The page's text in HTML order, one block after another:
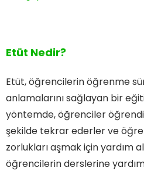
Etüt Nedir?
Etüt, öğrencilerin öğrenme
anlamalarını sağlayan bir
yöntemde, öğrenciler
şekilde tekrar ederler ve
zorlukları aşmak için yardım
öğrencilerin derslerine